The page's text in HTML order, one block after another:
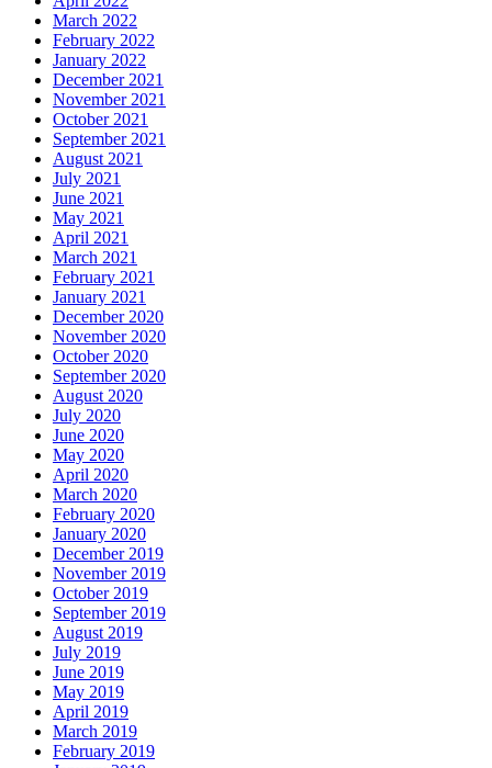
March 2022
February 2022
January 2022
December 2021
November 2021
October 2021
September 2021
August 2021
July 2021
June 2021
May 2021
April 2021
March 2021
February 2021
January 2021
December 2020
November 2020
October 2020
September 2020
August 2020
July 2020
June 2020
May 2020
April 2020
March 2020
February 2020
January 2020
December 2019
November 2019
October 2019
September 2019
August 2019
July 2019
June 2019
May 2019
April 2019
March 2019
February 2019